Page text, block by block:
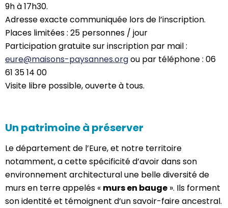
9h à 17h30.
Adresse exacte communiquée lors de l’inscription.
Places limitées : 25 personnes / jour
Participation gratuite sur inscription par mail :
eure@maisons-paysannes.orgou par téléphone : 06
61 35 14 00
Visite libre possible, ouverte à tous.
Un patrimoine à préserver
Le département de l’Eure, et notre territoire
notamment, a cette spécificité d’avoir dans son
environnement architectural une belle diversité de
murs en terre appelés « murs en bauge ». Ils forment
son identité et témoignent d’un savoir-faire ancestral.